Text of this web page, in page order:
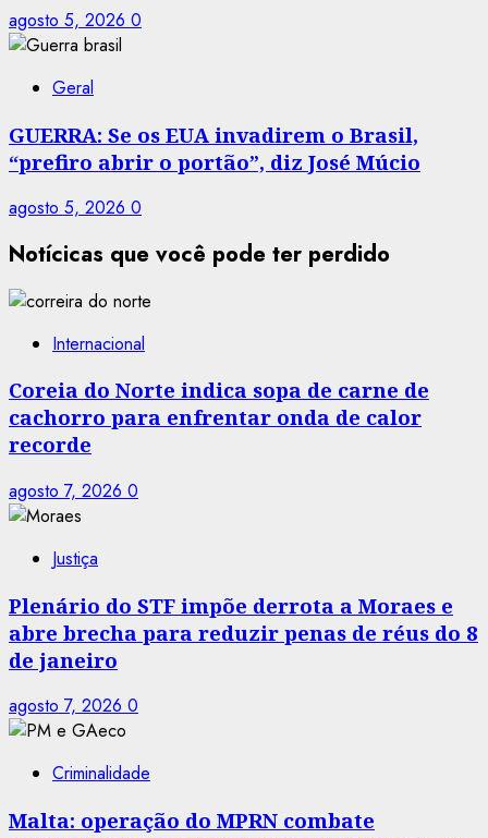
agosto 5, 2026 0
Geral
GUERRA: Se os EUA invadirem o Brasil,
“prefiro abrir o portão”, diz José Múcio
agosto 5, 2026 0
Notícicas que você pode ter perdido
Internacional
Coreia do Norte indica sopa de carne de
cachorro para enfrentar onda de calor
recorde
agosto 7, 2026 0
Justiça
Plenário do STF impõe derrota a Moraes e
abre brecha para reduzir penas de réus do 8
de janeiro
agosto 7, 2026 0
Criminalidade
Malta: operação do MPRN combate